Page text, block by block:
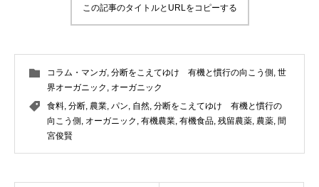
この記事のタイトルとURLをコピーする
コラム・マンガ, 分断をこえてゆけ 有機と慣行の向こう側 , 世
界オーガニック , オーガニック
食料, 分断, 農業, パン, 自然, 分断をこえてゆけ 有機と慣行の
向こう側 , オーガニック , 有機農業, 有機食品, 残留農薬, 農薬, 間
宮俊賢